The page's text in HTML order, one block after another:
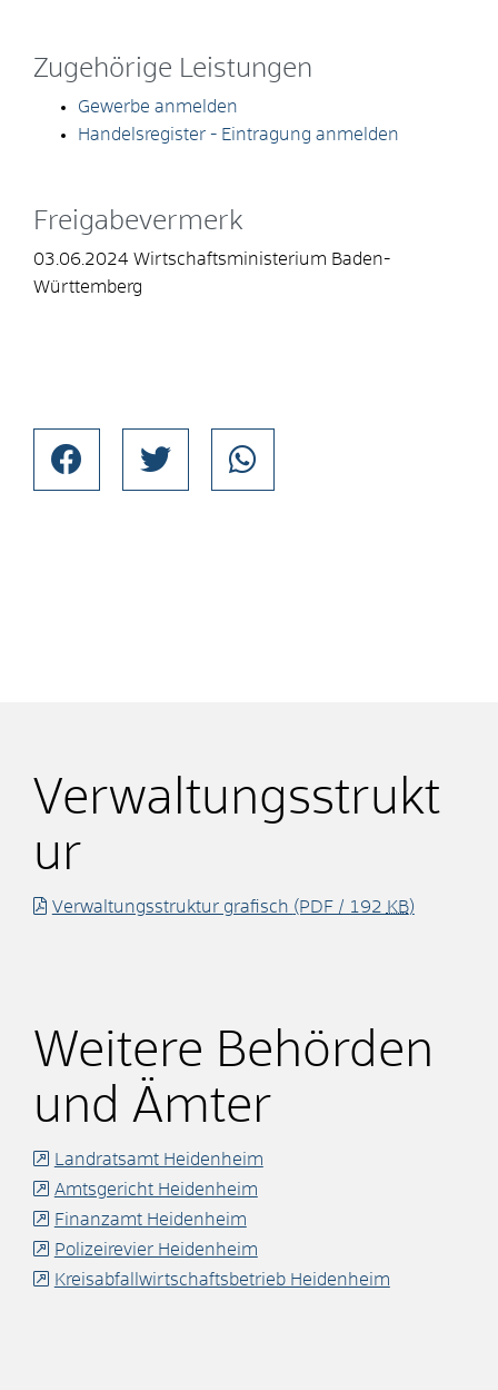
Zugehörige Leistungen
Gewerbe anmelden
Handelsregister - Eintragung anmelden
Freigabevermerk
03.06.2024 Wirtschaftsministerium Baden-
Württemberg
Verwaltungsstrukt
ur
Verwaltungsstruktur grafisch (PDF / 192 KB)
Weitere Behörden
und Ämter
Landratsamt Heidenheim
Amtsgericht Heidenheim
Finanzamt Heidenheim
Polizeirevier Heidenheim
Kreisabfallwirtschaftsbetrieb Heidenheim